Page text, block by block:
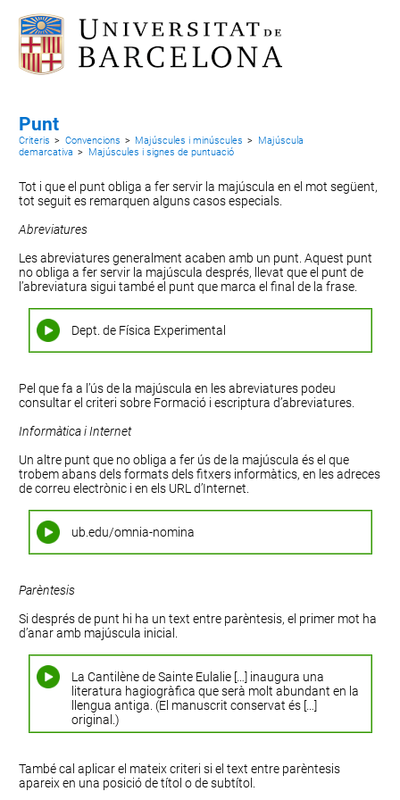
Punt
Criteris > Convencions > Majúscules i minúscules > Majúscula
demarcativa > Majúscules i signes de puntuació
Tot i que el punt obliga a fer servir la majúscula en el mot següent,
tot seguit es remarquen alguns casos especials.
Abreviatures
Lesabreviaturesgeneralment acaben amb un punt. Aquest punt
no obliga a fer servir la majúscula després, llevat que el punt de
l’abreviatura sigui també el punt que marca el final de la frase.
Dept. de Física Experimental
Pel que fa a l’ús de la majúscula en les abreviatures podeu
consultar el criteri sobre Formació i escriptura d’abreviatures
Informàtica i Internet
Un altre punt que no obliga a fer ús de la majúscula és el que
trobem abans dels formats dels fitxers informàtics, en les adreces
de correu electrònic i en els URL d’Internet.
ub.edu/omnia-nomina
Parèntesis
Si després de punt hi ha un text entre parèntesis, el primer mot ha
d’anar amb majúscula inicial.
La Cantilène de Sainte Eulalie […] inaugura una
literatura hagiogràfica que serà molt abundant en la
llengua antiga. (El manuscrit conservat és […]
original.)
També cal aplicar el mateix criteri si el text entre parèntesis
apareix en una posició de títol o de subtítol.